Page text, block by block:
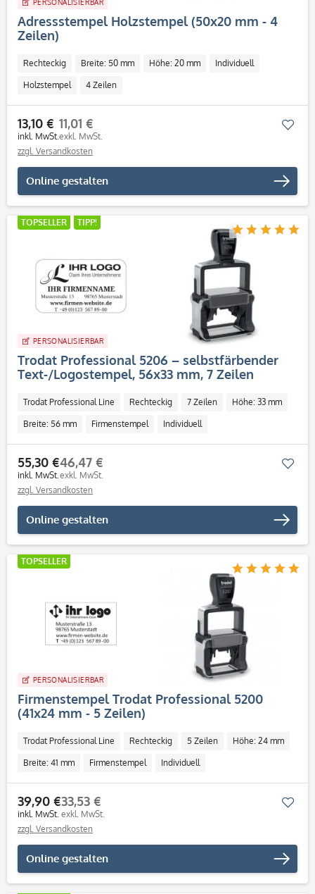
PERSONALISIERBAR
Adressstempel Holzstempel (50x20 mm - 4
Zeilen)
Rechteckig Breite: 50 mm Höhe: 20 mm Individuell
Holzstempel 4 Zeilen
13,10 €
inkl. MwSt.
11,01 €
exkl. MwSt.
zzgl. Versandkosten
Online gestalten
TOPSELLER TIPP!
PERSONALISIERBAR
Trodat Professional 5206 – selbstfärbender
Text-/Logostempel, 56x33 mm, 7 Zeilen
Trodat Professional Line Rechteckig 7 Zeilen Höhe: 33 mm
Breite: 56 mm Firmenstempel Individuell
55,30 €
inkl. MwSt.
46,47 €
exkl. MwSt.
zzgl. Versandkosten
Online gestalten
TOPSELLER
PERSONALISIERBAR
Firmenstempel Trodat Professional 5200
(41x24 mm - 5 Zeilen)
Trodat Professional Line Rechteckig 5 Zeilen Höhe: 24 mm
Breite: 41 mm Firmenstempel Individuell
39,90 €
inkl. MwSt.
33,53 €
exkl. MwSt.
zzgl. Versandkosten
Online gestalten